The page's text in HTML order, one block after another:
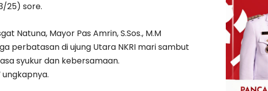
25) sore.
Natuna, Mayor Pas Amrin, S.Sos., M.M
perbatasan di ujung Utara NKRI mari sambut
syukur dan kebersamaan.
ungkapnya.